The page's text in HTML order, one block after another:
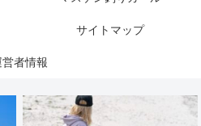
サイトマップ
営者情報